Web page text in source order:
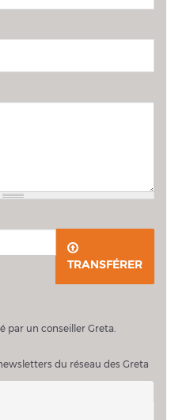
TRANSFÉRER
docx.
par un conseiller Greta.
du réseau des Greta